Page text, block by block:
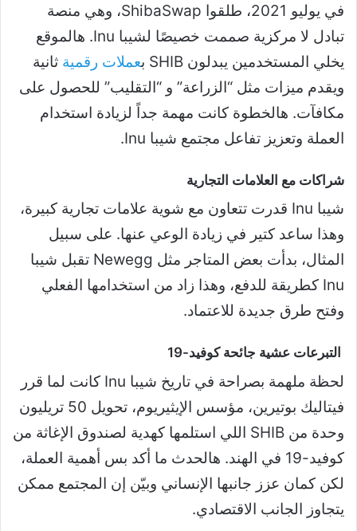
في يوليو 2021، طلقوا ShibaSwap، وهي منصة
تبادل لا مركزية صممت خصيصًا لشيبا Inu. هالموقع
يخلي المستخدمين يبدلون SHIB ب
عملات رقمية ثانية
ويقدم ميزات مثل “الزراعة” و “التقليب” للحصول على
مكافآت. هالخطوة كانت مهمة جداً لزيادة استخدام
العملة وتعزيز تفاعل مجتمع شيبا Inu.
شراكات مع العلامات التجارية
شيبا Inu قدرت تتعاون مع شوية علامات تجارية كبيرة،
وهذا ساعد كتير في زيادة الوعي عنها. على سبيل
المثال، بدأت بعض المتاجر مثل Newegg تقبل شيبا
Inu كطريقة للدفع، وهذا زاد من استخدامها الفعلي
وفتح طرق جديدة للاعتماد.
التبرعات عشية جائحة كوفيد-19
لحظة ملهمة بصراحة في تاريخ شيبا Inu كانت لما قرر
فيتاليك بوتيرين، مؤسس الإيثيريوم، تحويل 50 تريليون
وحدة من SHIB اللي استلمها كهدية لصندوق الإغاثة من
كوفيد-19 في الهند. هالحدث ما أكد بس أهمية العملة،
لكن كمان عزز جانبها الإنساني وبيّن إن المجتمع ممكن
يتجاوز الجانب الاقتصادي.